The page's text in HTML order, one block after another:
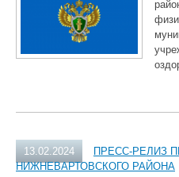
13.02.2024
ПРЕСС-РЕЛИЗ
НИЖНЕВАРТОВСКОГО РАЙОНА